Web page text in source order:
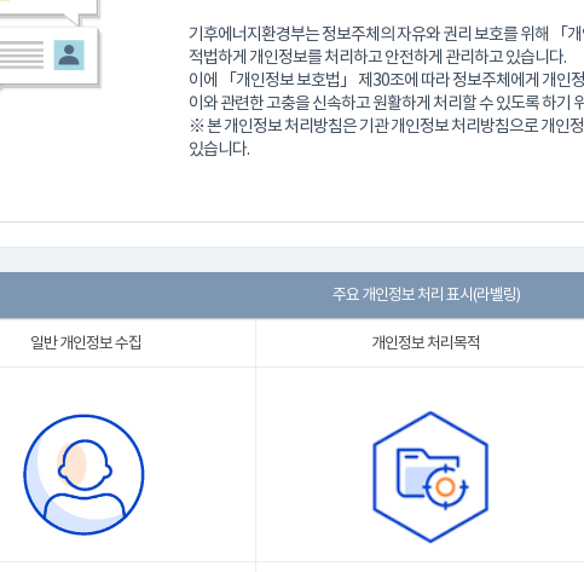
기후에너지환경부는 정보주체의 자유와 권리 보호를 위해 「
적법하게 개인정보를 처리하고 안전하게 관리하고 있습니다.
이에 「개인정보 보호법」 제30조에 따라 정보주체에게 개인
이와 관련한 고충을 신속하고 원활하게 처리할 수 있도록 하기
※ 본 개인정보 처리방침은 기관 개인정보 처리방침으로 개인
있습니다.
주요 개인정보 처리 표시(라벨링)
일반 개인정보 수집 개인정보 처리목적